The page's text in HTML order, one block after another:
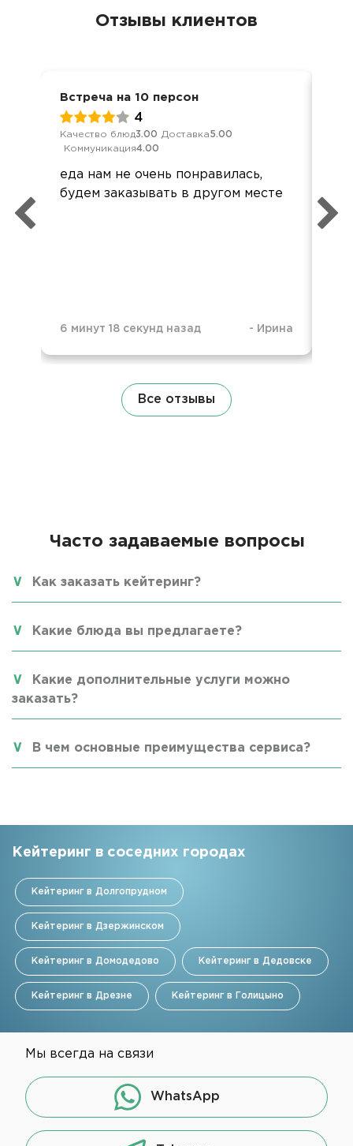
Отзывы клиентов
Встреча на 10 персон
4
Качество блюд3.00 Доставка5.00
Коммуникация4.00
еда нам не очень понравилась,
будем заказывать в другом месте
6 минут 18 секунд назад - Ирина
и
Все отзывы
Часто задаваемые вопросы
Как заказать кейтеринг?
Какие блюда вы предлагаете?
Какие дополнительные услуги можно
заказать?
В чем основные преимущества сервиса?
Кейтеринг в соседних городах
Кейтеринг в Долгопрудном
Кейтеринг в Дзержинском
Кейтеринг в Домодедово Кейтеринг в Дедовске
Кейтеринг в Дрезне Кейтеринг в Голицыно
Мы всегда на связи
WhatsApp